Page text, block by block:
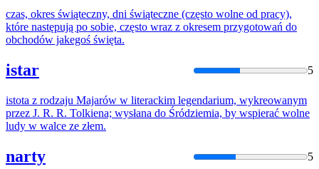
czas, okres świąteczny, dni świąteczne (często wolne od pracy),
które następują po sobie, często wraz z okresem przygotowań do
obchodów jakegoś święta.
istar 5
istota z rodzaju Majarów w literackim legendarium, wykreowanym
przez J. R. R. Tolkiena; wysłana do Śródziemia, by wspierać wolne
ludy w walce ze złem.
narty 5